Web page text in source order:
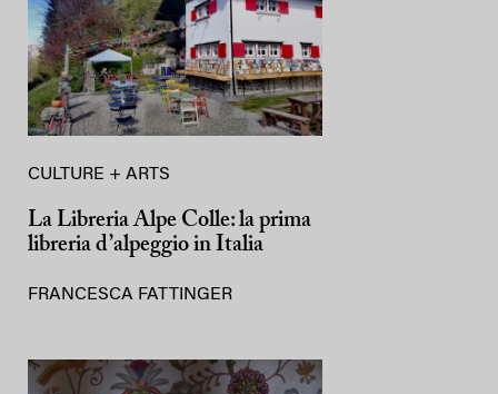
CULTURE + ARTS
La Libreria Alpe Colle: la prima
libreria d’alpeggio in Italia
FRANCESCA FATTINGER